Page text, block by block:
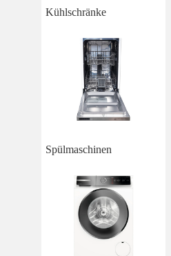
Kühlschränke
Spülmaschinen